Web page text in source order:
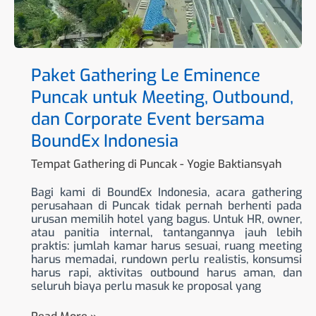
Paket Gathering Le Eminence
Puncak untuk Meeting, Outbound,
dan Corporate Event bersama
BoundEx Indonesia
Tempat Gathering di Puncak-Yogie Baktiansyah
Bagi kami di BoundEx Indonesia, acara gathering
perusahaan di Puncak tidak pernah berhenti pada
urusan memilih hotel yang bagus. Untuk HR, owner,
atau panitia internal, tantangannya jauh lebih
praktis: jumlah kamar harus sesuai, ruang meeting
harus memadai, rundown perlu realistis, konsumsi
harus rapi, aktivitas outbound harus aman, dan
seluruh biaya perlu masuk ke proposal yang
Event
bersama
BoundEx